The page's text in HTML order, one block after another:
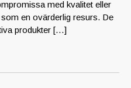
med kvalitet eller
en ovärderlig resurs. De
produkter […]